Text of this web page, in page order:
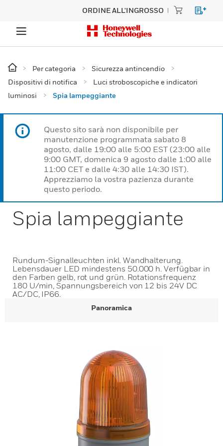
ORDINE ALL'INGROSSO
Per categoria
Sicurezza antincendio
Dispositivi di notifica
Luci stroboscopiche e indicatori
luminosi
Spia lampeggiante
Questo sito sarà non disponibile per
manutenzione programmata sabato 8
agosto, dalle 19:00 alle 5:00 EST (23:00 alle
9:00 GMT, domenica 9 agosto dalle 1:00 alle
11:00 CET e dalle 4:30 alle 14:30 IST).
Apprezziamo la vostra pazienza durante
questo periodo.
Spia lampeggiante
Rundum-Signalleuchten inkl. Wandhalterung.
Lebensdauer LED mindestens 50.000 h. Verfügbar in
den Farben gelb, rot und grün. Rotationsfrequenz
180 U/min, Spannungsbereich von 12 bis 24V DC
AC/DC, IP66.
Panoramica